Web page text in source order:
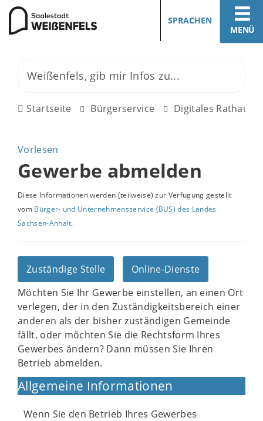
MENÜ
SPRACHEN
Startseite Bürgerservice Digitales Rathaus
Vorlesen
Gewerbe abmelden
Diese Informationen werden (teilweise) zur Verfügung gestellt
vom Bürger- und Unternehmensservice (BUS) des Landes
Sachsen-Anhalt.
Zuständige Stelle
Online-Dienste
Möchten Sie Ihr Gewerbe einstellen, an einen Ort
verlegen, der in den Zuständigkeitsbereich einer
anderen als der bisher zuständigen Gemeinde
fällt, oder möchten Sie die Rechtsform Ihres
Gewerbes ändern? Dann müssen Sie Ihren
Betrieb abmelden.
Allgemeine Informationen
Wenn Sie den Betrieb Ihres Gewerbes